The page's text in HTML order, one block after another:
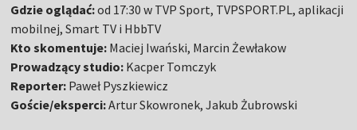
Gdzie oglądać:od 17:30 w TVP Sport, TVPSPORT.PL, aplikacji
mobilnej, Smart TV i HbbTV
Kto skomentuje: Maciej Iwański, Marcin Żewłakow
Prowadzący studio: Kacper Tomczyk
Reporter: Paweł Pyszkiewicz
Goście/eksperci:Artur Skowronek, Jakub Żubrowski